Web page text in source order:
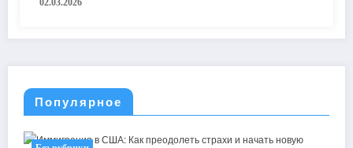
02.03.2026
Популярное